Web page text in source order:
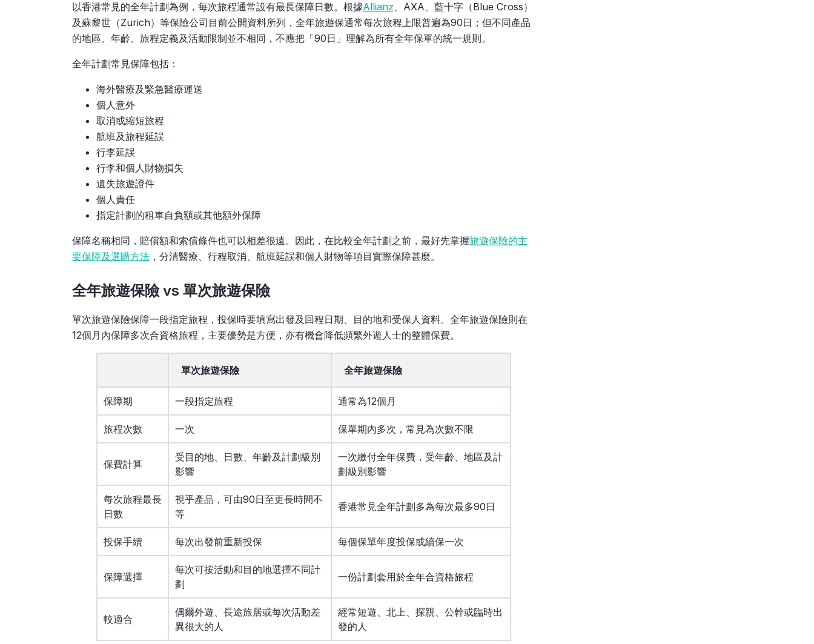
以香港常見的全年計劃為例，每次旅程通常設有最長保障日數。根據Allianz、AXA、藍十字（Blue Cross）
及蘇黎世（Zurich）等保險公司目前公開資料所列，全年旅遊保通常每次旅程上限普遍為90日；但不同產品
的地區、年齡、旅程定義及活動限制並不相同，不應把「90日」理解為所有全年保單的統一規則。
全年計劃常見保障包括：
海外醫療及緊急醫療運送
個人意外
取消或縮短旅程
航班及旅程延誤
行李延誤
行李和個人財物損失
遺失旅遊證件
個人責任
指定計劃的租車自負額或其他額外保障
保障名稱相同，賠償額和索償條件也可以相差很遠。因此，在比較全年計劃之前，最好先掌握旅遊保險的主
要保障及選購方法，分清醫療、行程取消、航班延誤和個人財物等項目實際保障甚麼。
全年旅遊保險 vs 單次旅遊保險
單次旅遊保險保障一段指定旅程，投保時要填寫出發及回程日期、目的地和受保人資料。全年旅遊保險則在
12個月內保障多次合資格旅程，主要優勢是方便，亦有機會降低頻繁外遊人士的整體保費。
單次旅遊保險 全年旅遊保險
保障期 一段指定旅程 通常為12個月
旅程次數 一次 保單期內多次，常見為次數不限
保費計算
受目的地、日數、年齡及計劃級別
影響
一次繳付全年保費，受年齡、地區及計
劃級別影響
每次旅程最長
日數
視乎產品，可由90日至更長時間不
等
香港常見全年計劃多為每次最多90日
投保手續 每次出發前重新投保 每個保單年度投保或續保一次
保障選擇
每次可按活動和目的地選擇不同計
劃
一份計劃套用於全年合資格旅程
較適合
偶爾外遊、長途旅居或每次活動差
異很大的人
經常短遊、北上、探親、公幹或臨時出
發的人